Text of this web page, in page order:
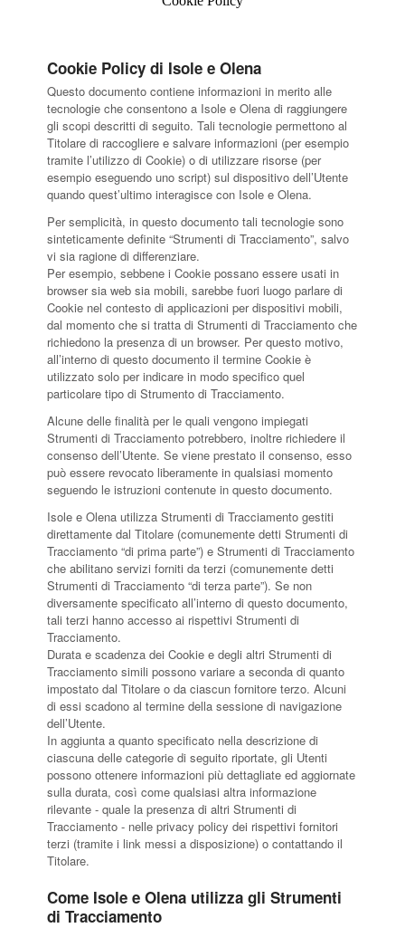
Cookie Policy di Isole e Olena
Questo documento contiene informazioni in merito alle
tecnologie che consentono a Isole e Olena di raggiungere
gli scopi descritti di seguito. Tali tecnologie permettono al
Titolare di raccogliere e salvare informazioni (per esempio
tramite l’utilizzo di Cookie) o di utilizzare risorse (per
esempio eseguendo uno script) sul dispositivo dell’Utente
quando quest’ultimo interagisce con Isole e Olena.
Per semplicità, in questo documento tali tecnologie sono
sinteticamente definite “Strumenti di Tracciamento”, salvo
vi sia ragione di differenziare.
Per esempio, sebbene i Cookie possano essere usati in
browser sia web sia mobili, sarebbe fuori luogo parlare di
Cookie nel contesto di applicazioni per dispositivi mobili,
dal momento che si tratta di Strumenti di Tracciamento che
richiedono la presenza di un browser. Per questo motivo,
all’interno di questo documento il termine Cookie è
utilizzato solo per indicare in modo specifico quel
particolare tipo di Strumento di Tracciamento.
Alcune delle finalità per le quali vengono impiegati
Strumenti di Tracciamento potrebbero, inoltre richiedere il
consenso dell’Utente. Se viene prestato il consenso, esso
può essere revocato liberamente in qualsiasi momento
seguendo le istruzioni contenute in questo documento.
Isole e Olena utilizza Strumenti di Tracciamento gestiti
direttamente dal Titolare (comunemente detti Strumenti di
Tracciamento “di prima parte”) e Strumenti di Tracciamento
che abilitano servizi forniti da terzi (comunemente detti
Strumenti di Tracciamento “di terza parte”). Se non
diversamente specificato all’interno di questo documento,
tali terzi hanno accesso ai rispettivi Strumenti di
Tracciamento.
Durata e scadenza dei Cookie e degli altri Strumenti di
Tracciamento simili possono variare a seconda di quanto
impostato dal Titolare o da ciascun fornitore terzo. Alcuni
di essi scadono al termine della sessione di navigazione
dell’Utente.
In aggiunta a quanto specificato nella descrizione di
ciascuna delle categorie di seguito riportate, gli Utenti
possono ottenere informazioni più dettagliate ed aggiornate
sulla durata, così come qualsiasi altra informazione
rilevante - quale la presenza di altri Strumenti di
Tracciamento - nelle privacy policy dei rispettivi fornitori
terzi (tramite i link messi a disposizione) o contattando il
Titolare.
Come Isole e Olena utilizza gli Strumenti
di Tracciamento